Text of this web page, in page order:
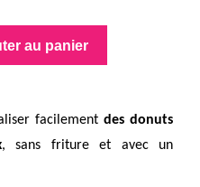
au panier
facilement des donuts
, sans friture et avec un